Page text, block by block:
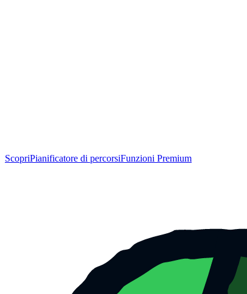
ScopriPianificatore di percorsiFunzioni Premium